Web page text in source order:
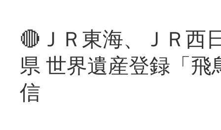
🔴ＪＲ東海、ＪＲ西
県 世界遺産登録「
信